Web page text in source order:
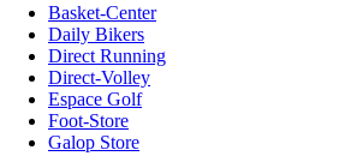
Basket-Center
Daily Bikers
Direct Running
Direct-Volley
Espace Golf
Foot-Store
Galop Store